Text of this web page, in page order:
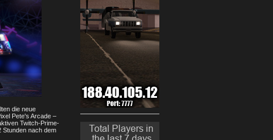
die neue
Pete's Arcade –
Twitch-Prime-
Stunden nach dem